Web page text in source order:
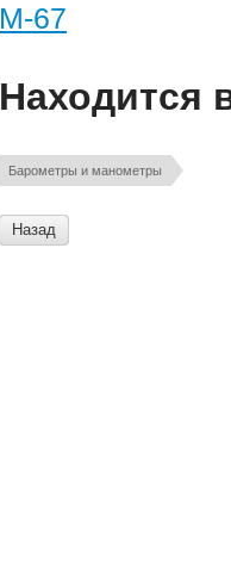
М-67
Находится
Барометры и манометры
Назад